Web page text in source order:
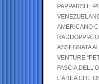
PAPPARSI IL
AMERICANO
ASSEGNATA
VENTURE
FASCIA
L’AREA CHE